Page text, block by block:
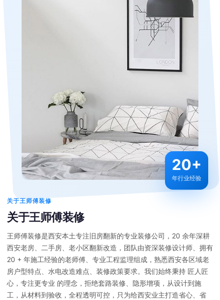
20+
年行业经验
关于王师傅装修
关于王师傅装修
王师傅装修是西安本土专注旧房翻新的专业装修公司，20 余年深耕
西安老房、二手房、老小区翻新改造，团队由资深装修设计师、拥有
20 + 年施工经验的老师傅、专业工程监理组成，熟悉西安各区域老
房户型特点、水电改造难点、装修政策要求。我们始终秉持 匠人匠
心，专注更专业 的理念，拒绝套路装修、隐形增项，从设计到施
工，从材料到验收，全程透明可控，只为给西安业主打造省心、省